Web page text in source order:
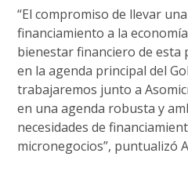
“El compromiso de llevar
financiamiento a la
bienestar financiero de esta
en la agenda principal del
trabajaremos junto a
en una agenda robusta y
necesidades de
micronegocios”, puntualizó